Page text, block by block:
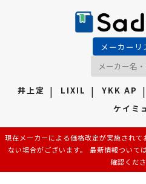
メーカーリ
井上定 LIXIL YKK AP
ケイミ
現在メーカーによる価格改定が実施され
ない場合がございます。 最新情報ついて
確認くださ